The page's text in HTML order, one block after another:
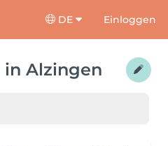
DE Einloggen
in Alzingen